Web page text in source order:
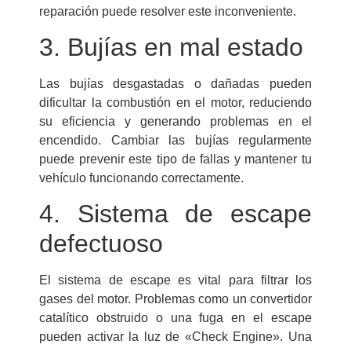
reparación puede resolver este inconveniente.
3. Bujías en mal estado
Las bujías desgastadas o dañadas pueden
dificultar la combustión en el motor, reduciendo
su eficiencia y generando problemas en el
encendido. Cambiar las bujías regularmente
puede prevenir este tipo de fallas y mantener tu
vehículo funcionando correctamente.
4. Sistema de escape
defectuoso
El sistema de escape es vital para filtrar los
gases del motor. Problemas como un convertidor
catalítico obstruido o una fuga en el escape
pueden activar la luz de «Check Engine». Una